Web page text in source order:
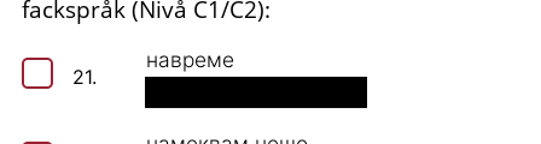
fackspråk (Nivå C1/C2):
21.
навреме